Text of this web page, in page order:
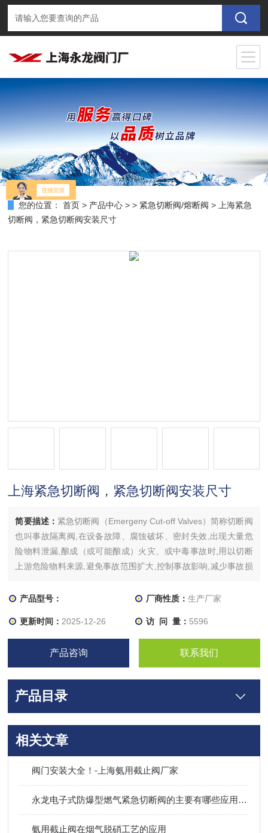
您的位置： 首页 > 产品中心 > > 紧急切断阀/熔断阀 > 上海紧急
切断阀，紧急切断阀安装尺寸
上海紧急切断阀，紧急切断阀安装尺寸
简要描述： 紧急切断阀（Emergeny Cut-off Valves）简称切断阀
也叫事故隔离阀,在设备故障、腐蚀破坏、密封失效,出现大量危
险物料泄漏,酿成（或可能酿成）火灾、或中毒事故时,用以切断
上游危险物料来源,避免事故范围扩大,控制事故影响,减少事故损
产品型号：
厂商性质： 生产厂家
更新时间： 2025-12-26 访 问 量： 5596
产品咨询 联系我们
产品目录
相关文章
阀门安装大全！-上海氨用截止阀厂家
永龙电子式防爆型燃气紧急切断阀的主要有哪些应用场合?
氨用截止阀在烟气脱硝工艺的应用